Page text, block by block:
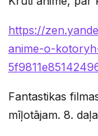
https://
anime-o-
Fantastikas
mīļotājam. 8.